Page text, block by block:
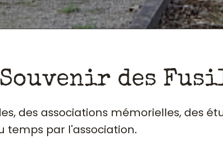
des
des associations mémorielles, des
temps par l'association.